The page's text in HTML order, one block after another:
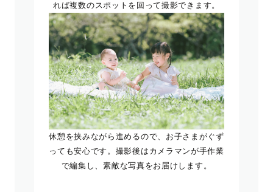
れば複数のスポットを回って撮影できます。
休憩を挟みながら進めるので、お子さまがぐず
っても安心です。撮影後はカメラマンが手作業
で編集し、素敵な写真をお届けします。